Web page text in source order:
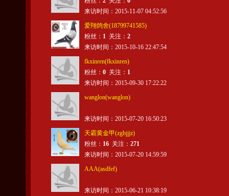
来访时间：2015-11-07 04:52:56
爱翔鸽舍(18799741585)
粉丝： 1 关注： 2
来访时间：2015-10-16 22:47:54
fkxinren(fkxinren)
粉丝： 0 关注： 1
来访时间：2015-09-30 17:22:22
wanglon(wanglon)
来访时间：2015-07-20 16:50:23
天霸黄金甲(zghjjjz)
粉丝： 16 关注： 271
来访时间：2015-07-20 14:59:59
AAA(asdfef)
来访时间：2015-06-21 10:38:19